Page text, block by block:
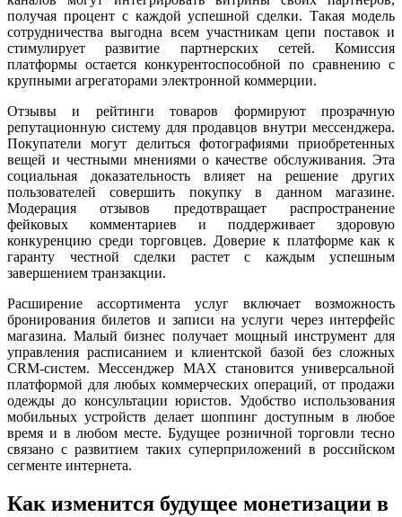
получая процент с каждой успешной сделки. Такая модель
сотрудничества выгодна всем участникам цепи поставок и
стимулирует развитие партнерских сетей. Комиссия
платформы остается конкурентоспособной по сравнению с
крупными агрегаторами электронной коммерции.
Отзывы и рейтинги товаров формируют прозрачную
репутационную систему для продавцов внутри мессенджера.
Покупатели могут делиться фотографиями приобретенных
вещей и честными мнениями о качестве обслуживания. Эта
социальная доказательность влияет на решение других
пользователей совершить покупку в данном магазине.
Модерация отзывов предотвращает распространение
фейковых комментариев и поддерживает здоровую
конкуренцию среди торговцев. Доверие к платформе как к
гаранту честной сделки растет с каждым успешным
завершением транзакции.
Расширение ассортимента услуг включает возможность
бронирования билетов и записи на услуги через интерфейс
магазина. Малый бизнес получает мощный инструмент для
управления расписанием и клиентской базой без сложных
CRM-систем. Мессенджер MAX становится универсальной
платформой для любых коммерческих операций, от продажи
одежды до консультации юристов. Удобство использования
мобильных устройств делает шоппинг доступным в любое
время и в любом месте. Будущее розничной торговли тесно
связано с развитием таких суперприложений в российском
сегменте интернета.
Как изменится будущее монетизации в